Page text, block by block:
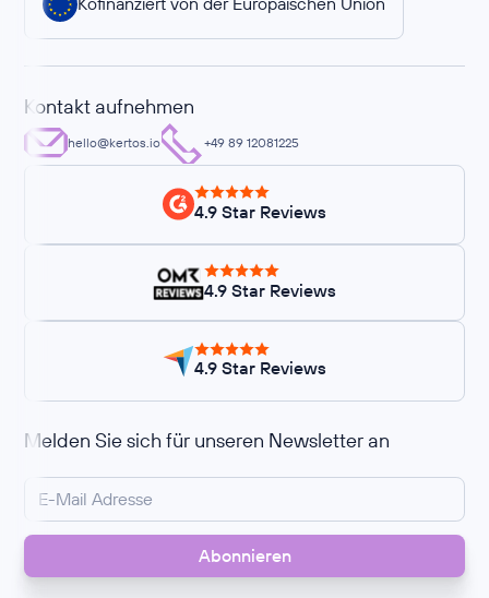
Kontakt aufnehmen
hello@kertos.io +49 89 12081225
4.9 Star Reviews
4.9 Star Reviews
4.9 Star Reviews
Melden Sie sich für unseren Newsletter an